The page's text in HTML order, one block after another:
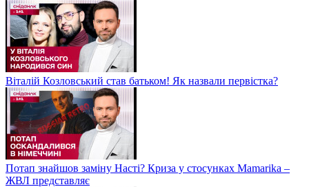
Віталій Козловський став батьком! Як назвали первістка?
Потап знайшов заміну Насті? Криза у стосунках Mamarika –
ЖВЛ представляє